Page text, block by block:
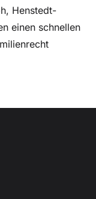
Henstedt-
einen schnellen